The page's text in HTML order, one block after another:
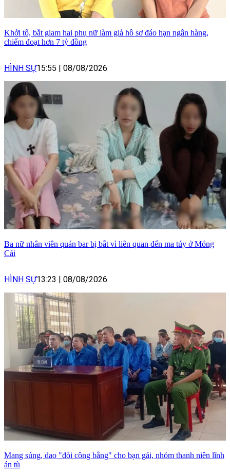
Khởi tố, bắt giam hai phụ nữ làm giả hồ sơ đáo hạn ngân hàng,
chiếm đoạt hơn 7 tỷ đồng
HÌNH SỰ15:55 | 08/08/2026
Ba nữ nhân viên quán bar bị bắt vì liên quan đến ma túy ở Móng
Cái
HÌNH SỰ13:23 | 08/08/2026
Mang súng, dao "đòi công bằng" cho bạn gái, nhóm thanh niên lĩnh
án tù